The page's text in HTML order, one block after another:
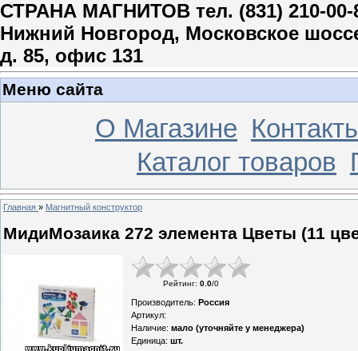
СТРАНА МАГНИТОВ тел. (831) 210-00-
Нижний Новгород, Московское
д. 85, офис 131
Меню сайта
О Магазине
Каталог товаров
Главная » Магнитный конструктор
МидиМозаика 272 элемента Цветы (11
Рейтинг: 0.0/0
Производитель: Россия
Артикул:
Наличие: мало (уточняйте у менеджера)
Единица: шт.